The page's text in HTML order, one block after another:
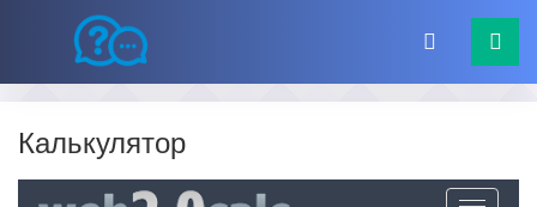
Калькулятор